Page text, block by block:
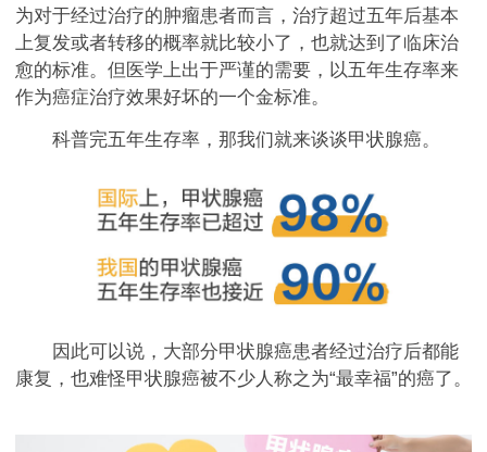
为对于经过治疗的肿瘤患者而言，治疗超过五年后基本
上复发或者转移的概率就比较小了，也就达到了临床治
愈的标准。但医学上出于严谨的需要，以五年生存率来
作为癌症治疗效果好坏的一个金标准。
科普完五年生存率，那我们就来谈谈甲状腺癌。
因此可以说，大部分甲状腺癌患者经过治疗后都能
康复，也难怪甲状腺癌被不少人称之为“最幸福”的癌了。